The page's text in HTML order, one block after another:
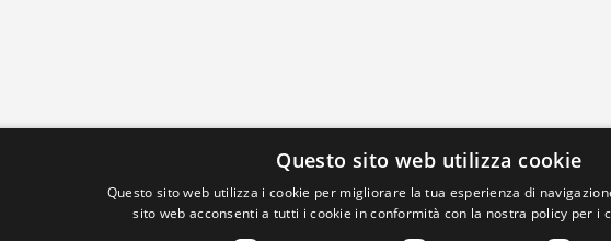
Questo sito web utilizza cookie
Questo sito web utilizza i cookie per migliorare la tua esperienza di
sito web acconsenti a tutti i cookie in conformità con la nostra policy per i